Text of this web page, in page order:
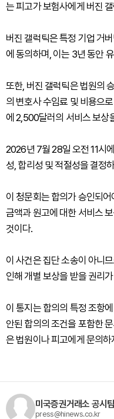
는 피고가 보험사에게 버진
버진 갤럭틱은 특정 기업 거
에 동의하며, 이는 3년 동안
또한, 버진 갤럭틱은 법원의
의 변호사 수임료 및 비용으
에 2,500달러의 서비스 보상
2026년 7월 28일 오전 11시
성, 합리성 및 적절성을 결정
이 청문회는 합의가 승인되
금액과 원고에 대한 서비스
것이다.
이 사건은 집단 소송이 아니
인해 개별 보상을 받을 권리
이 통지는 합의의 특정 조항
안된 합의의 조건을 포함한
은 법원이나 피고에게 문의
미국증권거래소 공시팀
press@hinews.co.kr